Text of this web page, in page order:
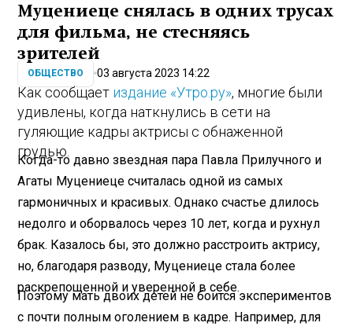
Муцениеце снялась в одних трусах
для фильма, не стесняясь
зрителей
ОБЩЕСТВО 03 августа 2023 14:22
Как сообщает издание «Утро.ру», многие были
удивлены, когда наткнулись в сети на
гуляющие кадры актрисы с обнаженной
грудью.
Когда-то давно звездная пара Павла Прилучного и
Агаты Муцениеце считалась одной из самых
гармоничных и красивых. Однако счастье длилось
недолго и оборвалось через 10 лет, когда и рухнул
брак. Казалось бы, это должно расстроить актрису,
но, благодаря разводу, Муцениеце стала более
раскрепощенной и уверенной в себе.
Поэтому мать двоих детей не боится экспериментов
с почти полным оголением в кадре. Например, для